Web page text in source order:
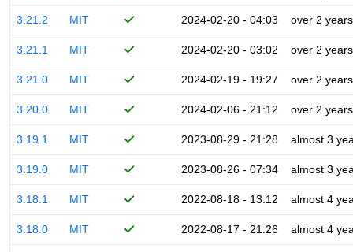
3.21.2 MIT 2024-02-20 - 04:03 over 2 years
3.21.1 MIT 2024-02-20 - 03:02 over 2 years
3.21.0 MIT 2024-02-19 - 19:27 over 2 years
3.20.0 MIT 2024-02-06 - 21:12 over 2 years
3.19.1 MIT 2023-08-29 - 21:28 almost 3
3.19.0 MIT 2023-08-26 - 07:34 almost 3
3.18.1 MIT 2022-08-18 - 13:12 almost 4
3.18.0 MIT 2022-08-17 - 21:26 almost 4